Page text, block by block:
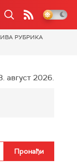
РУБРИКА
август 2026.